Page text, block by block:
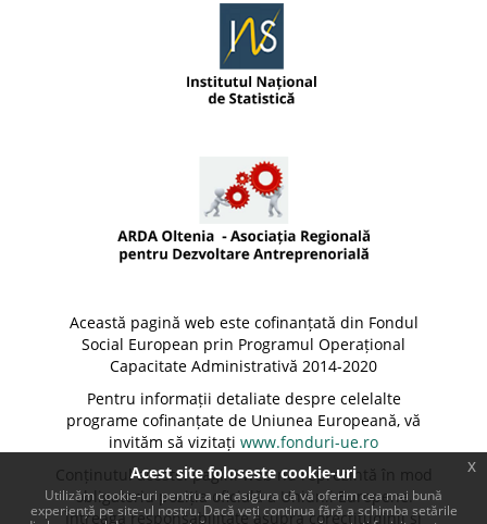
Această pagină web este cofinanțată din Fondul
Social European prin Programul Operațional
Capacitate Administrativă 2014-2020
Pentru informații detaliate despre celelalte
programe cofinanțate de Uniunea Europeană, vă
invităm să vizitați www.fonduri-ue.ro
Conținutul acestei pagini web nu reprezintă în mod
obligatoriu poziția oficială a Uniunii Europene.
Întreaga responsabilitate asupra corectitudinii și
Acest site foloseste cookie-uri
Utilizăm cookie-uri pentru a ne asigura că vă oferim cea mai bună
experiență pe site-ul nostru. Dacă veți continua fără a schimba setările
x